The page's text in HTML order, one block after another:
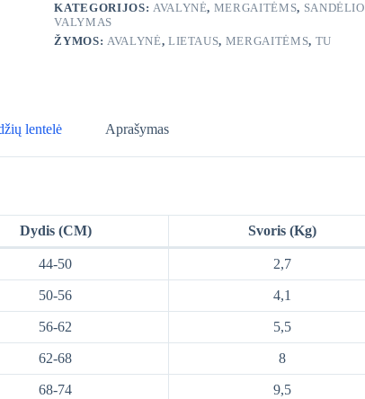
KATEGORIJOS: AVALYNĖ, MERGAITĖMS, SANDĖLIO
VALYMAS
ŽYMOS:AVALYNĖ, LIETAUS, MERGAITĖMS, TU
lentelė Aprašymas
Dydis (CM) Svoris (Kg)
44-50 2,7
50-56 4,1
56-62 5,5
62-68 8
68-74 9,5